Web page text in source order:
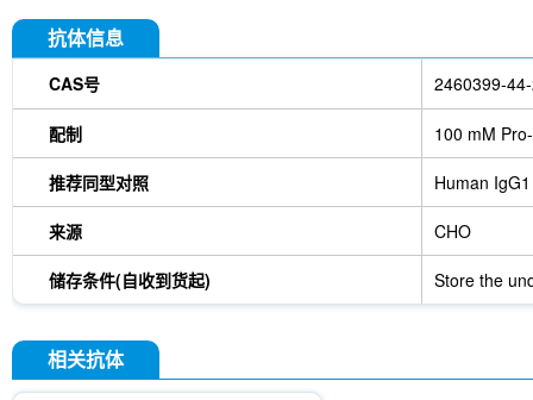
抗体信息
CAS号 2460399-
配制 100 mM
推荐同型对照 Human IgG1
来源 CHO
储存条件(自收到货起) Store the
相关抗体